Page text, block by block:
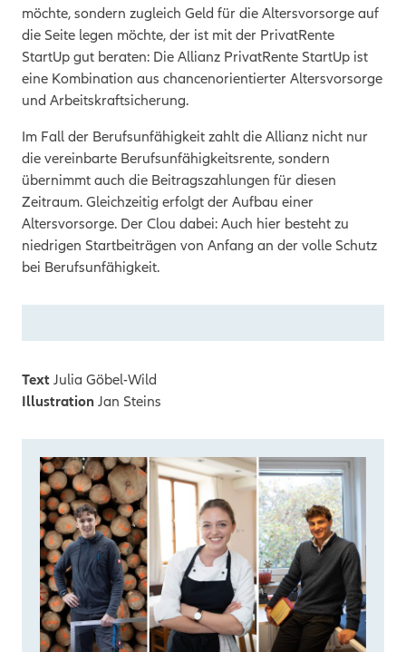
möchte, sondern zugleich Geld für die Altersvorsorge auf
die Seite legen möchte, der ist mit der PrivatRente
StartUp gut beraten: Die Allianz PrivatRente StartUp ist
eine Kombination aus chancenorientierter Altersvorsorge
und Arbeitskraftsicherung.
Im Fall der Berufsunfähigkeit zahlt die Allianz nicht nur
die vereinbarte Berufsunfähigkeitsrente, sondern
übernimmt auch die Beitragszahlungen für diesen
Zeitraum. Gleichzeitig erfolgt der Aufbau einer
Altersvorsorge. Der Clou dabei: Auch hier besteht zu
niedrigen Startbeiträgen von Anfang an der volle Schutz
bei Berufsunfähigkeit.
Text Julia Göbel-Wild
Illustration Jan Steins